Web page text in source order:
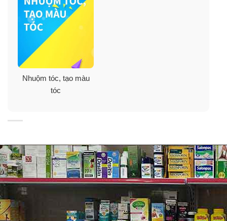
Các loại Protein nuôi dưỡng tóc từ trong ra ngoài
mang lại hiệu quả mềm mượt, óng ả, khỏe mạnh hơn.
Sản phẩm hoàn toàn không chứa ammoniac mang
cảm giác đau rát hay kích ứng ngày cả lần đầu sử dụng.
hợp với làn da và màu tóc của người Châu Á như các
Nhuộm tóc, tạo màu
tóc